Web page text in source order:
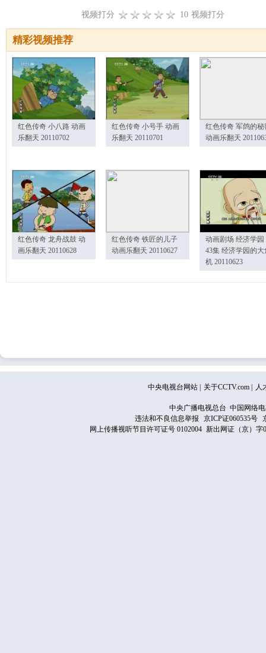
视频打分 10 视频打分
精彩视频推荐
红色传奇 小八路 动画
乐翻天 20110702
红色传奇 小号手 动画
乐翻天 20110701
红色传奇 军鸽的秘
动画乐翻天
红色传奇 龙舟战鼓 动
画乐翻天 20110628
红色传奇 铁匠的儿子
动画乐翻天 20110627
动画剧场 经济学园
43集 经济学园的大
机 20110623
中央电视台网站 关于CCTV.com 人
中央广播电视总台 中国网络
违法和不良信息举报
京ICP证060535号
网上传播视听节目许可证号 0102004 新出网证（京）